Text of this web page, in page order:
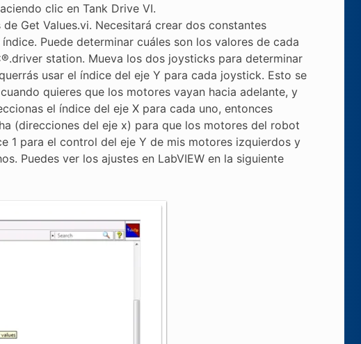
clic en Tank Drive VI.
Get Values.vi. Necesitará crear dos constantes
Puede determinar cuáles son los valores de cada
station. Mueva los dos joysticks para determinar
usar el índice del eje Y para cada joystick. Esto se
quieres que los motores vayan hacia adelante, y
el índice del eje X para cada uno, entonces
(direcciones del eje x) para que los motores del robot
1 para el control del eje Y de mis motores izquierdos y
Puedes ver los ajustes en LabVIEW en la siguiente